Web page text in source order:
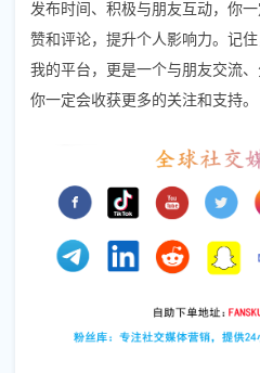
发布时间、积极与朋友互动，你
赞和评论，提升个人影响力。记
我的平台，更是一个与朋友交流
你一定会收获更多的关注和支持。